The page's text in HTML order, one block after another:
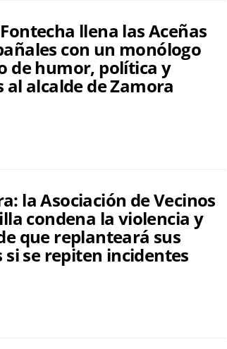
llena las Aceñas
con un monólogo
de humor, política y
al alcalde de Zamora
la Asociación de Vecinos
condena la violencia y
que replanteará sus
si se repiten incidentes